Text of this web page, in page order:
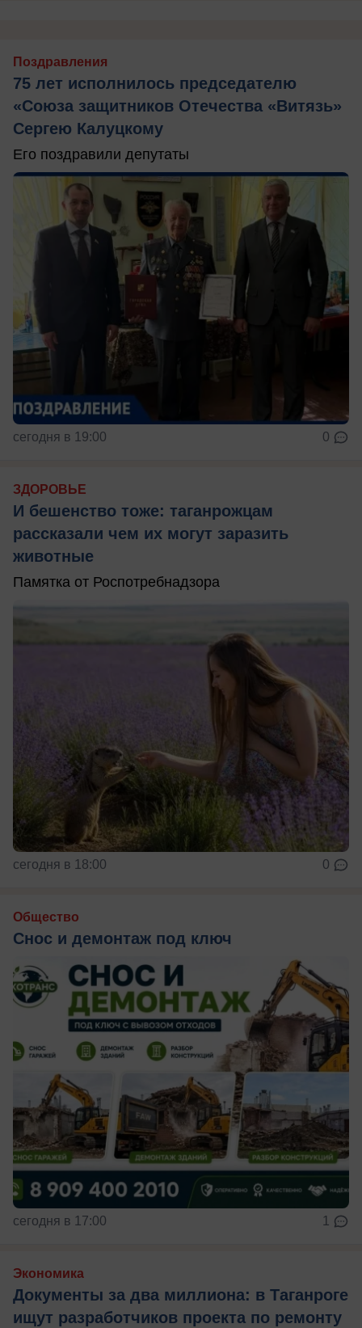
Поздравления
75 лет исполнилось председателю
«Союза защитников Отечества «Витязь»
Сергею Калуцкому
Его поздравили депутаты
сегодня в 19:00 0
ЗДОРОВЬЕ
И бешенство тоже: таганрожцам
рассказали чем их могут заразить
животные
Памятка от Роспотребнадзора
сегодня в 18:00 0
Общество
Снос и демонтаж под ключ
сегодня в 17:00 1
Экономика
Документы за два миллиона: в Таганроге
ищут разработчиков проекта по ремонту